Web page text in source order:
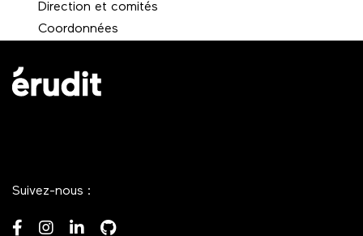
Direction et comités
Coordonnées
Suivez-nous :